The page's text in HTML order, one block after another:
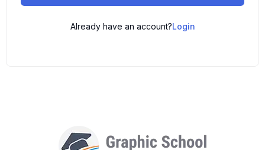
Already have an account?Login